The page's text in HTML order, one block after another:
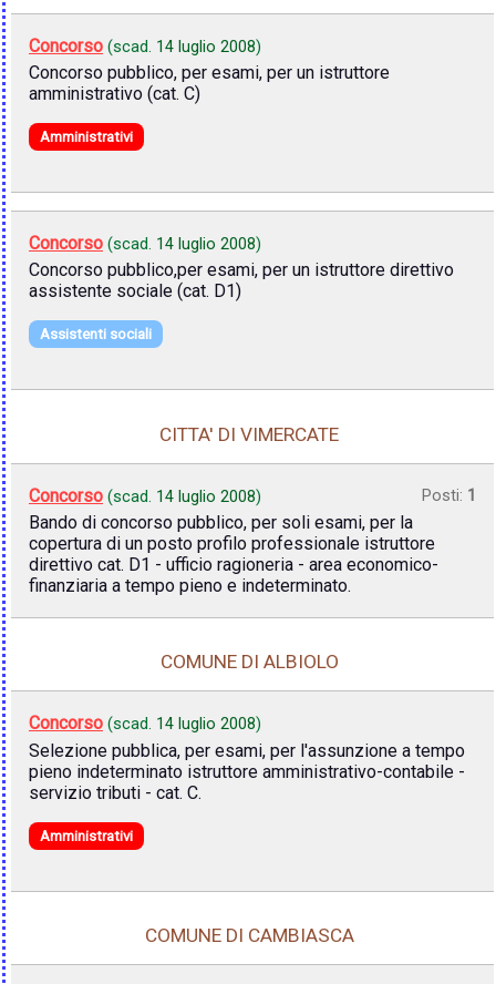
Concorso (scad. 14 luglio 2008)
Concorso pubblico, per esami, per un istruttore
amministrativo (cat. C)
Amministrativi
Concorso (scad. 14 luglio 2008)
Concorso pubblico,per esami, per un istruttore direttivo
assistente sociale (cat. D1)
Assistenti sociali
CITTA' DI VIMERCATE
Concorso (scad. 14 luglio 2008) Posti: 1
Bando di concorso pubblico, per soli esami, per la
copertura di un posto profilo professionale istruttore
direttivo cat. D1 - ufficio ragioneria - area economico-
finanziaria a tempo pieno e indeterminato.
COMUNE DI ALBIOLO
Concorso (scad. 14 luglio 2008)
Selezione pubblica, per esami, per l'assunzione a tempo
pieno indeterminato istruttore amministrativo-contabile -
servizio tributi - cat. C.
Amministrativi
COMUNE DI CAMBIASCA